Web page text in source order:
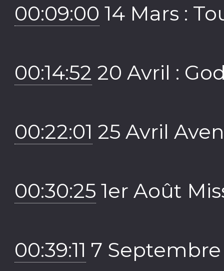
00:09:00 14 Mars :
00:14:52 20 Avril :
00:22:01 25 Avril
00:30:25 1er Août
00:39:11 7 Septembre